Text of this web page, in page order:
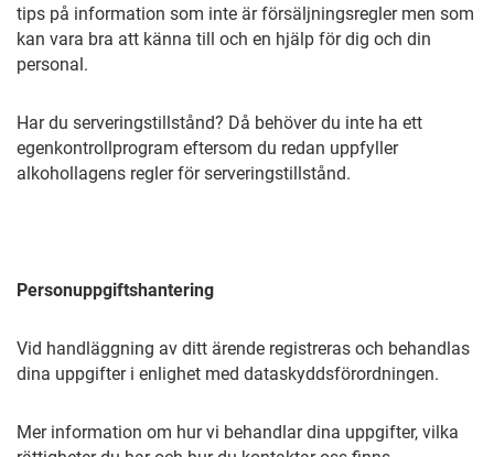
tips på information som inte är försäljningsregler men som
kan vara bra att känna till och en hjälp för dig och din
personal.
Har du serveringstillstånd? Då behöver du inte ha ett
egenkontrollprogram eftersom du redan uppfyller
alkohollagens regler för serveringstillstånd.
Personuppgiftshantering
Vid handläggning av ditt ärende registreras och behandlas
dina uppgifter i enlighet med dataskyddsförordningen.
Mer information om hur vi behandlar dina uppgifter, vilka